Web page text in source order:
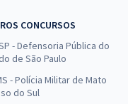
CONCURSOS
- Defensoria Pública do
de São Paulo
- Polícia Militar de Mato
do Sul